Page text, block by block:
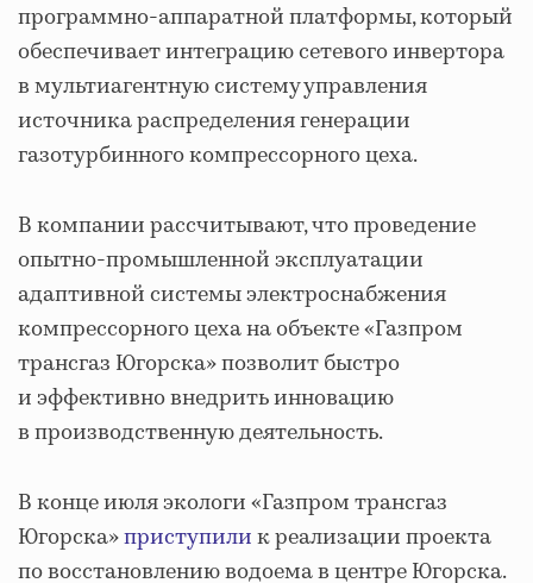
программно-аппаратной платформы, который
обеспечивает интеграцию сетевого инвертора
в мультиагентную систему управления
источника распределения генерации
газотурбинного компрессорного цеха.
В компании рассчитывают, что проведение
опытно-промышленной эксплуатации
адаптивной системы электроснабжения
компрессорного цеха на объекте «Газпром
трансгаз Югорска» позволит быстро
и эффективно внедрить инновацию
в производственную деятельность.
В конце июля экологи «Газпром трансгаз
Югорска»приступилик реализации проекта
по восстановлению водоема в центре Югорска.